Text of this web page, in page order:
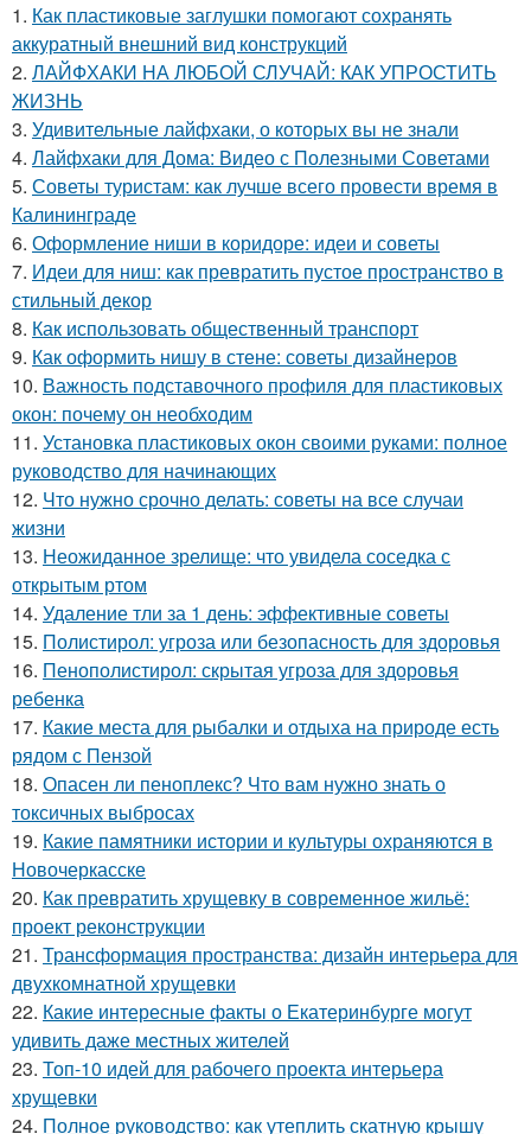
1. Как пластиковые заглушки помогают сохранять
аккуратный внешний вид конструкций
2. ЛАЙФХАКИ НА ЛЮБОЙ СЛУЧАЙ: КАК УПРОСТИТЬ
ЖИЗНЬ
3. Удивительные лайфхаки, о которых вы не знали
4. Лайфхаки для Дома: Видео с Полезными Советами
5. Советы туристам: как лучше всего провести время в
Калининграде
6. Оформление ниши в коридоре: идеи и советы
7. Идеи для ниш: как превратить пустое пространство в
стильный декор
8. Как использовать общественный транспорт
9. Как оформить нишу в стене: советы дизайнеров
10. Важность подставочного профиля для пластиковых
окон: почему он необходим
11. Установка пластиковых окон своими руками: полное
руководство для начинающих
12. Что нужно срочно делать: советы на все случаи
жизни
13. Неожиданное зрелище: что увидела соседка с
открытым ртом
14. Удаление тли за 1 день: эффективные советы
15. Полистирол: угроза или безопасность для здоровья
16. Пенополистирол: скрытая угроза для здоровья
ребенка
17. Какие места для рыбалки и отдыха на природе есть
рядом с Пензой
18. Опасен ли пеноплекс? Что вам нужно знать о
токсичных выбросах
19. Какие памятники истории и культуры охраняются в
Новочеркасске
20. Как превратить хрущевку в современное жильё:
проект реконструкции
21. Трансформация пространства: дизайн интерьера для
двухкомнатной хрущевки
22. Какие интересные факты о Екатеринбурге могут
удивить даже местных жителей
23. Топ-10 идей для рабочего проекта интерьера
хрущевки
24. Полное руководство: как утеплить скатную крышу